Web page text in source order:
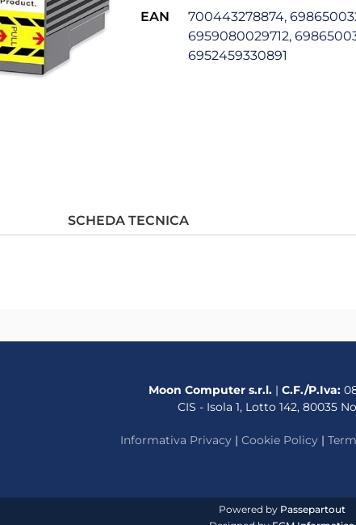
EAN
700443278874,
6959080029712,
6952459330891
SCHEDA TECNICA
Moon Computer s.r.l.| C.F./P.Iva:
CIS - Isola 1, Lotto 142, 80035
Informativa Privacy | Cookie Policy |
Powered by Passepartout